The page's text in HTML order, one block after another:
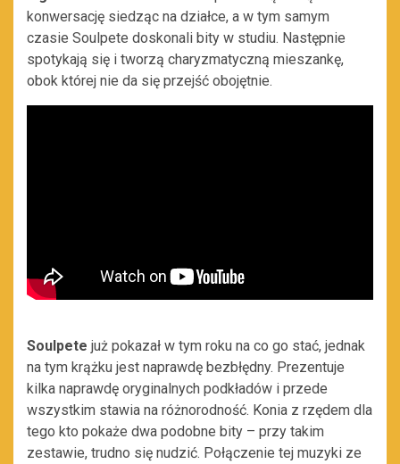
konwersację siedząc na działce, a w tym samym
czasie Soulpete doskonali bity w studiu. Następnie
spotykają się i tworzą charyzmatyczną mieszankę,
obok której nie da się przejść obojętnie.
Soulpete już pokazał w tym roku na co go stać, jednak
na tym krążku jest naprawdę bezbłędny. Prezentuje
kilka naprawdę oryginalnych podkładów i przede
wszystkim stawia na różnorodność. Konia z rzędem dla
tego kto pokaże dwa podobne bity – przy takim
zestawie, trudno się nudzić. Połączenie tej muzyki ze